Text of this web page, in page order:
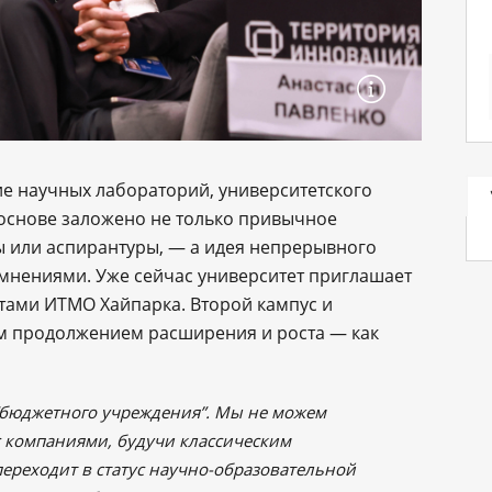
лабораторий, университетского
заложено не только привычное
аспирантуры, — а идея непрерывного
Уже сейчас университет приглашает
ИТМО Хайпарка. Второй кампус и
продолжением расширения и роста — как
учреждения”. Мы не можем
будучи классическим
в статус научно-образовательной